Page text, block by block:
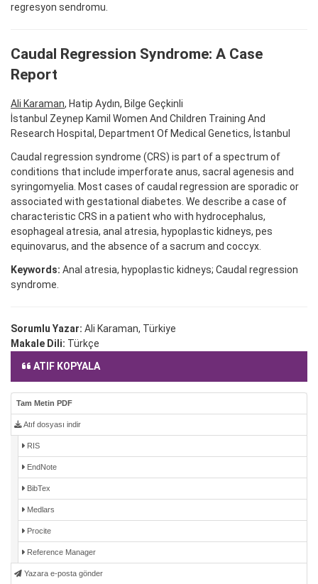
regresyon sendromu.
Caudal Regression Syndrome: A Case
Report
Ali Karaman, Hatip Aydın, Bilge Geçkinli
İstanbul Zeynep Kamil Women And Children Training And
Research Hospital, Department Of Medical Genetics, İstanbul
Caudal regression syndrome (CRS) is part of a spectrum of
conditions that include imperforate anus, sacral agenesis and
syringomyelia. Most cases of caudal regression are sporadic or
associated with gestational diabetes. We describe a case of
characteristic CRS in a patient who with hydrocephalus,
esophageal atresia, anal atresia, hypoplastic kidneys, pes
equinovarus, and the absence of a sacrum and coccyx.
Keywords: Anal atresia, hypoplastic kidneys; Caudal regression
syndrome.
Sorumlu Yazar: Ali Karaman, Türkiye
Makale Dili: Türkçe
ATIF KOPYALA
Tam Metin PDF
Atıf dosyası indir
RIS
EndNote
BibTex
Medlars
Procite
Reference Manager
Yazara e-posta gönder